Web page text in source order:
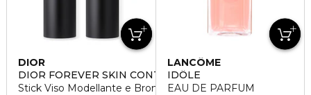
DIOR
DIOR FOREVER SKIN CONTOUR
Stick Viso Modellante e Bronzer
LANCÔME
IDÔLE
EAU DE PARFUM